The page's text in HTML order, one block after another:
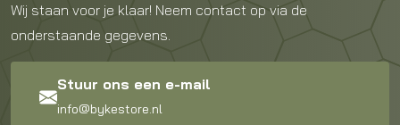
Wij staan voor je klaar! Neem contact op via de
onderstaande gegevens.
Stuur ons een e-mail
info@bykestore.nl